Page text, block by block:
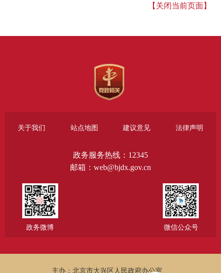
【关闭当前页面】
关于我们 站点地图 建议意见 法律声明
政务服务热线：12345
邮箱：web@bjdx.gov.cn
政务微博 微信公众号
主办：北京市大兴区人民政府办公室